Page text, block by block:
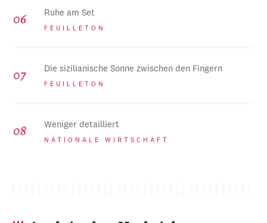
Ruhe am Set
FEUILLETON
Die sizilianische Sonne zwischen den Fingern
FEUILLETON
Weniger detailliert
NATIONALE WIRTSCHAFT